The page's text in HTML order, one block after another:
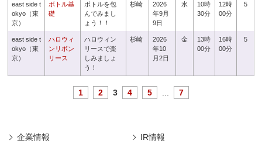
east side t
okyo（東
京）
ボトル基
礎
ボトルを包
んでみまし
ょう！！
杉崎
2026
年9月
9日
水
10時
30分
12時
00分
5
east side t
okyo（東
京）
ハロウィ
ンリボン
リース
ハロウィン
リースで楽
しみましょ
う！
杉崎
2026
年10
月2日
金
13時
00分
16時
00分
5
1 2 3 4 5 7
企業情報 IR情報